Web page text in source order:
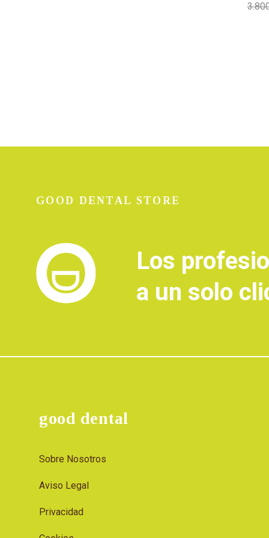
GOOD DENTAL STORE
Los
a un solo
good dental
Sobre Nosotros
Aviso Legal
Privacidad